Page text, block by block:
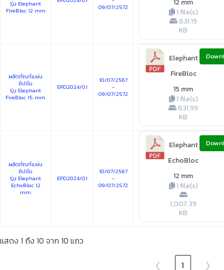
รุ่น Elephant
FireBloc 12 mm
09/07/2572
1 file(s)
831.19
KB
ผลิตภัณฑ์แผ่น
ยิปซัม
รุ่น Elephant
FireBloc 15 mm
EPD2024/01
10/07/2567
-
09/07/2572
Elephant
FireBloc
15 mm
1 file(s)
831.99
KB
ผลิตภัณฑ์แผ่น
ยิปซัม
รุ่น Elephant
EchoBloc 12
mm
EPD2024/01
10/07/2567
-
09/07/2572
Elephant
EchoBloc
12 mm
1 file(s)
1,007.39
KB
แสดง 1 ถึง 10 จาก 10 แถว
❮ 1 ❯